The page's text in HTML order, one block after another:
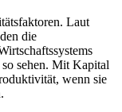
Laut
die
sehen. Mit Kapital
wenn sie